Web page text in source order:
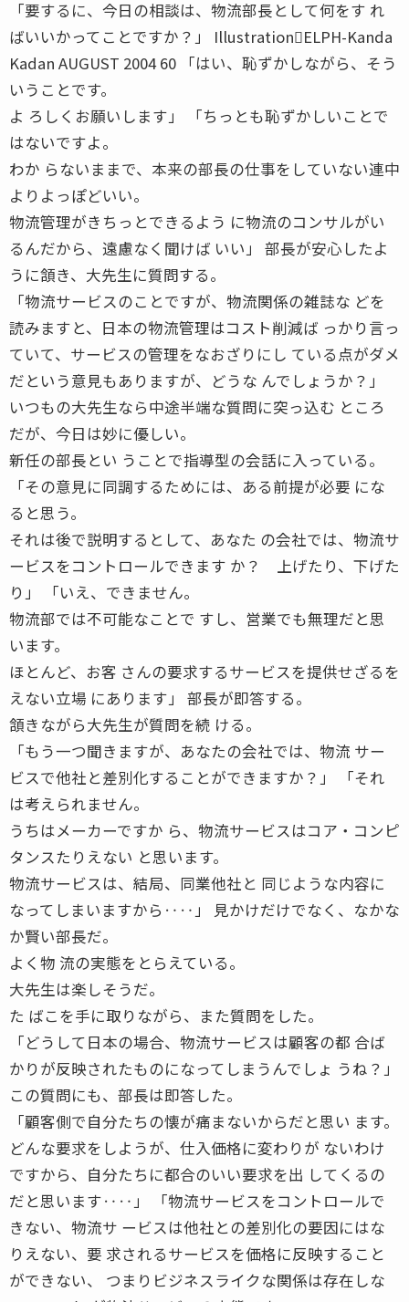
「要するに、今日の相談は、物流部長として何をす れ
ばいいかってことですか？」 Illustration􀀀ELPH-Kanda
Kadan AUGUST 2004 60 「はい、恥ずかしながら、そう
いうことです。
よ ろしくお願いします」 「ちっとも恥ずかしいことで
はないですよ。
わか らないままで、本来の部長の仕事をしていない連中
よりよっぽどいい。
物流管理がきちっとできるよう に物流のコンサルがい
るんだから、遠慮なく聞けば いい」 部長が安心したよ
うに頷き、大先生に質問する。
「物流サービスのことですが、物流関係の雑誌な どを
読みますと、日本の物流管理はコスト削減ば っかり言っ
ていて、サービスの管理をなおざりにし ている点がダメ
だという意見もありますが、どうな んでしょうか？」
いつもの大先生なら中途半端な質問に突っ込む ところ
だが、今日は妙に優しい。
新任の部長とい うことで指導型の会話に入っている。
「その意見に同調するためには、ある前提が必要 にな
ると思う。
それは後で説明するとして、あなた の会社では、物流サ
ービスをコントロールできます か？ 上げたり、下げた
り」 「いえ、できません。
物流部では不可能なことで すし、営業でも無理だと思
います。
ほとんど、お客 さんの要求するサービスを提供せざるを
えない立場 にあります」 部長が即答する。
頷きながら大先生が質問を続 ける。
「もう一つ聞きますが、あなたの会社では、物流 サー
ビスで他社と差別化することができますか？」 「それ
は考えられません。
うちはメーカーですか ら、物流サービスはコア・コンピ
タンスたりえない と思います。
物流サービスは、結局、同業他社と 同じような内容に
なってしまいますから‥‥」 見かけだけでなく、なかな
か賢い部長だ。
よく物 流の実態をとらえている。
大先生は楽しそうだ。
た ばこを手に取りながら、また質問をした。
「どうして日本の場合、物流サービスは顧客の都 合ば
かりが反映されたものになってしまうんでしょ うね？」
この質問にも、部長は即答した。
「顧客側で自分たちの懐が痛まないからだと思い ます。
どんな要求をしようが、仕入価格に変わりが ないわけ
ですから、自分たちに都合のいい要求を出 してくるの
だと思います‥‥」 「物流サービスをコントロールで
きない、物流サ ービスは他社との差別化の要因にはな
りえない、要 求されるサービスを価格に反映すること
ができない、 つまりビジネスライクな関係は存在しな